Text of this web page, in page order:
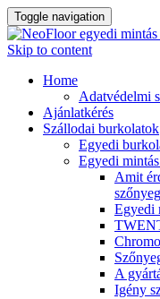
Toggle navigation
Skip to content
Home
Adatvédelmi
Ajánlatkérés
Szállodai burkolatok
Egyedi
Egyedi
Amit
Egyedi
A
Igény